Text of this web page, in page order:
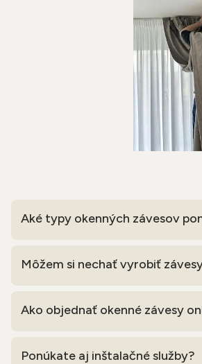
Aké typy okenných závesov
Môžem si nechať vyrobiť
Ako objednať okenné závesy
Ponúkate aj inštalačné služby?